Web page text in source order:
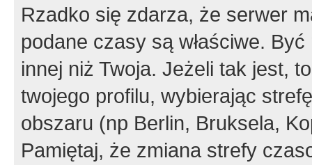
Rzadko się zdarza, że serwer
podane czasy są właściwe.
innej niż Twoja. Jeżeli tak jest,
twojego profilu, wybierając
obszaru (np Berlin, Bruksela,
Pamiętaj, że zmiana strefy